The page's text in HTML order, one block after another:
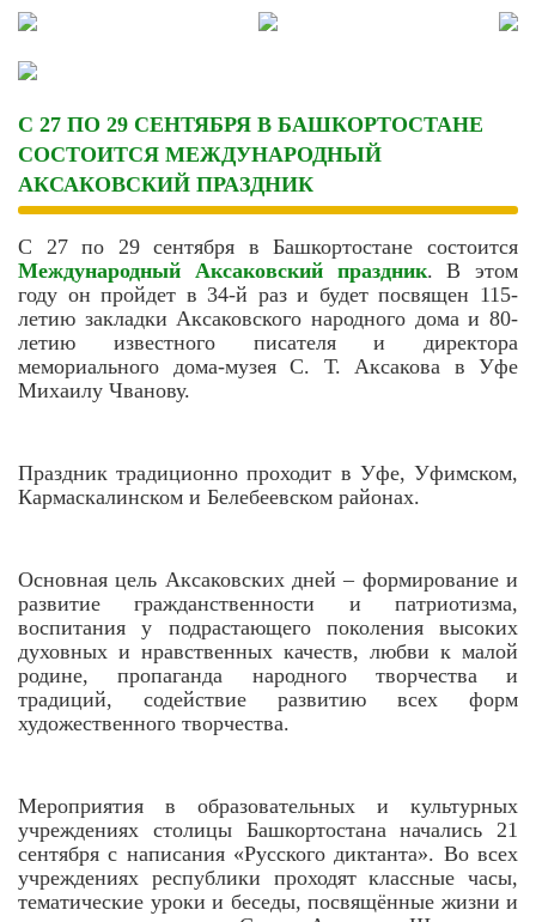
Skip
content
С 27 ПО 29 СЕНТЯБРЯ В БАШКОРТОСТАНЕ
СОСТОИТСЯ МЕЖДУНАРОДНЫЙ
АКСАКОВСКИЙ ПРАЗДНИК
С 27 по 29 сентября в Башкортостане состоится
Международный Аксаковский праздник. В этом
году он пройдет в 34-й раз и будет посвящен 115-
летию закладки Аксаковского народного дома и 80-
летию известного писателя и директора
мемориального дома-музея С. Т. Аксакова в Уфе
Михаилу Чванову.
Праздник традиционно проходит в Уфе, Уфимском,
Кармаскалинском и Белебеевском районах.
Основная цель Аксаковских дней – формирование и
развитие гражданственности и патриотизма,
воспитания у подрастающего поколения высоких
духовных и нравственных качеств, любви к малой
родине, пропаганда народного творчества и
традиций, содействие развитию всех форм
художественного творчества.
Мероприятия в образовательных и культурных
учреждениях столицы Башкортостана начались 21
сентября с написания «Русского диктанта». Во всех
учреждениях республики проходят классные часы,
тематические уроки и беседы, посвящённые жизни и